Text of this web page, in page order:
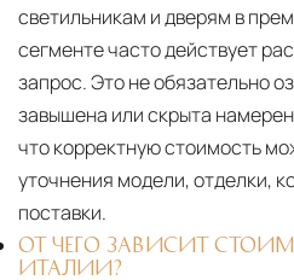
светильникам и дверям в
сегменте часто действует
запрос. Это не обязательно
завышена или скрыта
что корректную стоимость
уточнения модели, отделки,
поставки.
ОТ ЧЕГО ЗАВИСИТ
ИТАЛИИ?